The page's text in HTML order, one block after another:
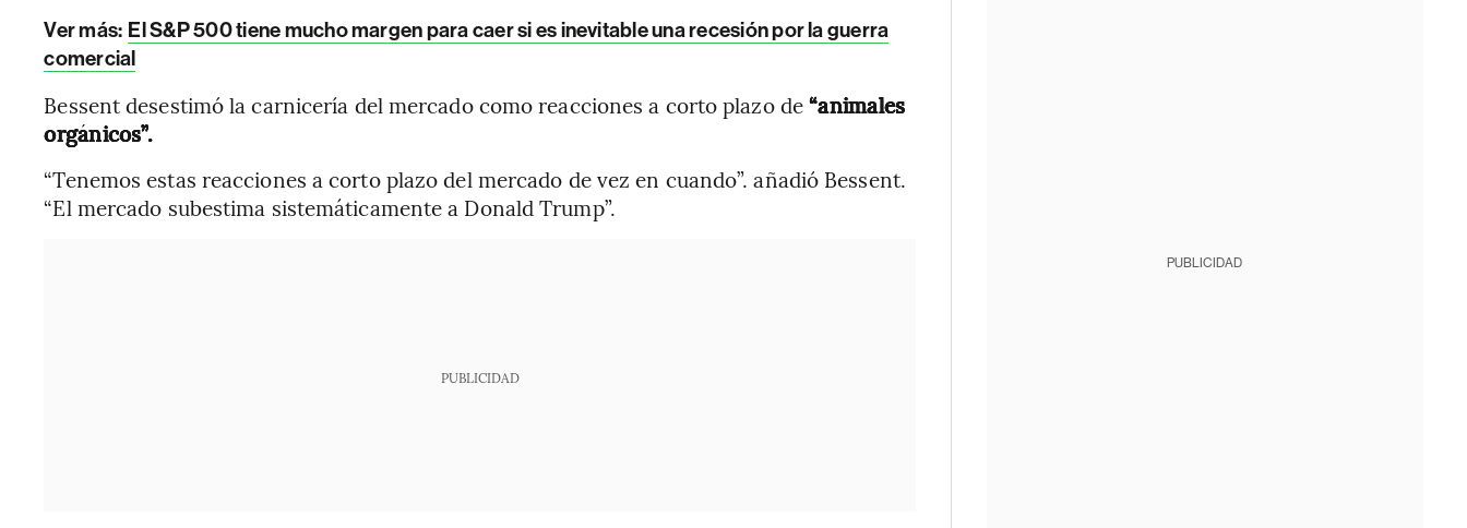
Ver más: El S&P 500 tiene mucho margen para caer si es inevitable una recesión por la guerra
comercial
Bessent desestimó la carnicería del mercado como reacciones a corto plazo de“animales
orgánicos”.
“Tenemos estas reacciones a corto plazo del mercado de vez en cuando”. añadió Bessent.
“El mercado subestima sistemáticamente a Donald Trump”.
PUBLICIDAD
PUBLICIDAD